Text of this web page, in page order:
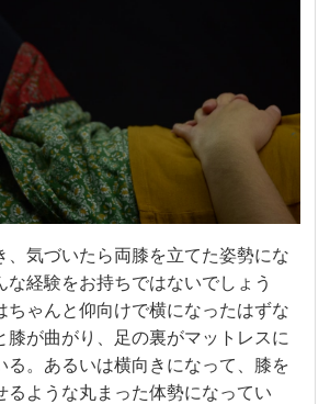
、気づいたら両膝を立てた姿勢にな
経験をお持ちではないでしょう
ちゃんと仰向けで横になったはずな
膝が曲がり、足の裏がマットレスに
る。あるいは横向きになって、膝を
るような丸まった体勢になってい